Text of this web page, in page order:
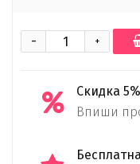
+
-
Скидка 5%
Впиши